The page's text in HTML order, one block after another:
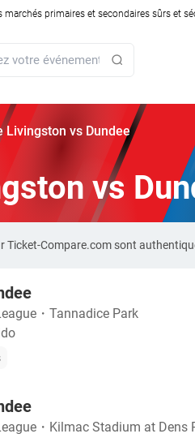
primaires et secondaires sûrs et
Livingston vs Dundee
vs
Ticket-Compare.com sont
・ Tannadice Park
・ Kilmac Stadium at Dens